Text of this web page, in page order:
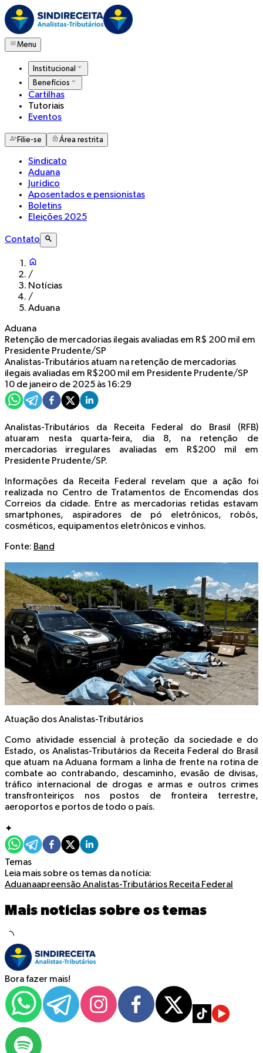
Menu
Institucional
Benefícios
Cartilhas
Tutoriais
Eventos
Filie-se Área restrita
Sindicato
Aduana
Jurídico
Aposentados e pensionistas
Boletins
Eleições 2025
Contato
/
Notícias
/
Aduana
Aduana
Retenção de mercadorias ilegais avaliadas em R$ 200 mil em
Presidente Prudente/SP
Analistas-Tributários atuam na retenção de mercadorias
ilegais avaliadas em R$200 mil em Presidente Prudente/SP
10 de janeiro de 2025 às 16:29
Analistas-Tributários da Receita Federal do Brasil (RFB)
atuaram nesta quarta-feira, dia 8, na retenção de
mercadorias irregulares avaliadas em R$200 mil em
Presidente Prudente/SP.
Informações da Receita Federal revelam que a ação foi
realizada no Centro de Tratamentos de Encomendas dos
Correios da cidade. Entre as mercadorias retidas estavam
smartphones, aspiradores de pó eletrônicos, robôs,
cosméticos, equipamentos eletrônicos e vinhos.
Fonte: Band
Atuação dos Analistas-Tributários
Como atividade essencial à proteção da sociedade e do
Estado, os Analistas-Tributários da Receita Federal do Brasil
que atuam na Aduana formam a linha de frente na rotina de
combate ao contrabando, descaminho, evasão de divisas,
tráfico internacional de drogas e armas e outros crimes
transfronteiriços nos postos de fronteira terrestre,
aeroportos e portos de todo o país.
✦
Temas
Leia mais sobre os temas da notícia:
Aduanaapreensão Analistas-Tributários Receita Federal
Mais notícias sobre os temas
Bora fazer mais!